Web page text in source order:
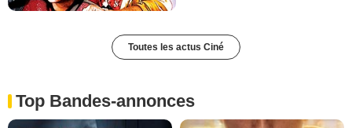
Toutes les actus Ciné
Top Bandes-annonces